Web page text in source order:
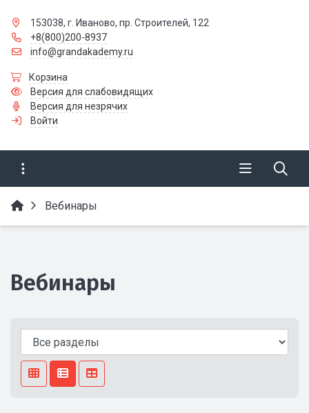
153038, г. Иваново, пр. Строителей, 122
+8(800)200-8937
info@grandakademy.ru
Корзина
Версия для слабовидящих
Версия для незрячих
Войти
Вебинары
Вебинары